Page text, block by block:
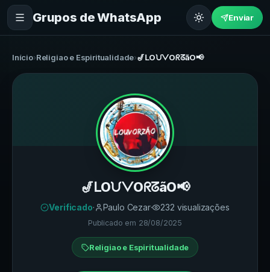
Grupos de WhatsApp Enviar
Início›Religiao e Espiritualidade›🎷ᒪOᙀᐯOᖇᘔãO📢
🎷ᒪOᙀᐯOᖇᘔãO📢
Verificado· Paulo Cezar· 232 visualizações
Publicado em 28/08/2025
Religiao e Espiritualidade